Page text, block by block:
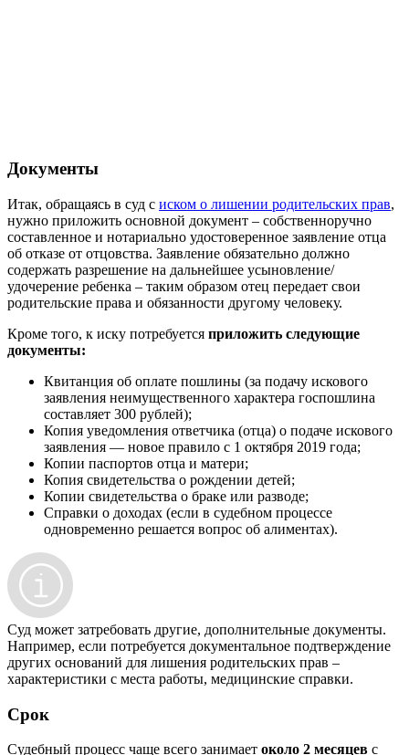
Документы
Итак, обращаясь в суд с иском о лишении родительских прав,
нужно приложить основной документ – собственноручно
составленное и нотариально удостоверенное заявление отца
об отказе от отцовства. Заявление обязательно должно
содержать разрешение на дальнейшее усыновление/
удочерение ребенка – таким образом отец передает свои
родительские права и обязанности другому человеку.
Кроме того, к иску потребуется приложить следующие
документы:
Квитанция об оплате пошлины (за подачу искового
заявления неимущественного характера госпошлина
составляет 300 рублей);
Копия уведомления ответчика (отца) о подаче искового
заявления — новое правило с 1 октября 2019 года;
Копии паспортов отца и матери;
Копия свидетельства о рождении детей;
Копии свидетельства о браке или разводе;
Справки о доходах (если в судебном процессе
одновременно решается вопрос об алиментах).
Суд может затребовать другие, дополнительные документы.
Например, если потребуется документальное подтверждение
других оснований для лишения родительских прав –
характеристики с места работы, медицинские справки.
Срок
Судебный процесс чаще всего занимает около 2 месяцев с